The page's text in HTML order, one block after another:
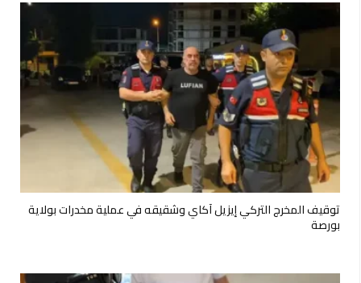
توقيف المخرج التركي إيزيل آكاي وشقيقه في عملية مخدرات بولاية
بورصة